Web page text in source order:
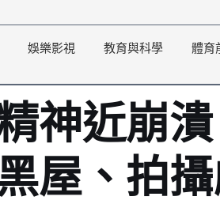
娛樂影視 教育與科學 體育
神近崩
屋、拍